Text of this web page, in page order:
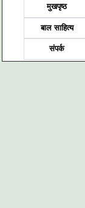
मुखपृष्ठ
बाल साहित्य
संपर्क